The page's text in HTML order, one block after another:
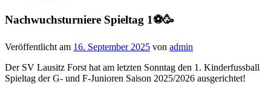
Nachwuchsturniere Spieltag 1⚽️🥳
Veröffentlicht am 16. September 2025 von admin
Der SV Lausitz Forst hat am letzten Sonntag den 1. Kinderfussball
Spieltag der G- und F-Junioren Saison 2025/2026 ausgerichtet!